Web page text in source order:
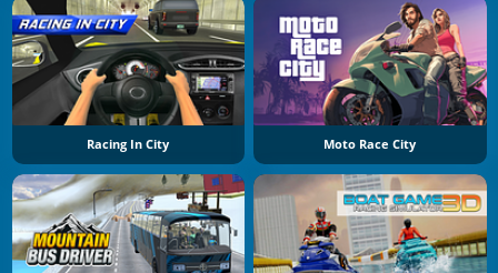
Racing In City Moto Race City